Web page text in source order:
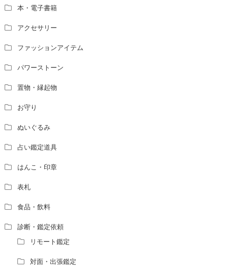
本・電子書籍
アクセサリー
ファッションアイテム
パワーストーン
置物・縁起物
お守り
ぬいぐるみ
占い鑑定道具
はんこ・印章
表札
食品・飲料
診断・鑑定依頼
リモート鑑定
対面・出張鑑定